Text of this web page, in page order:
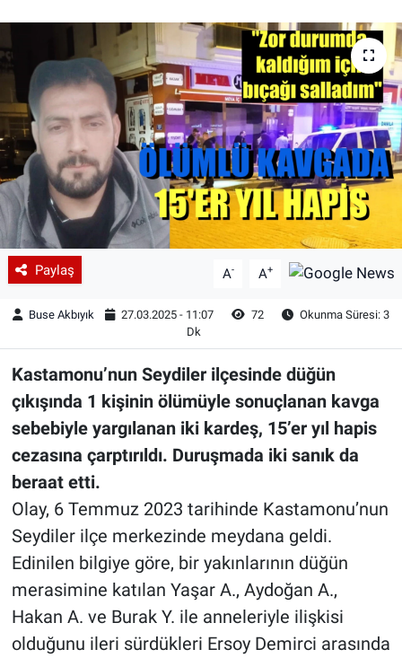
Paylaş A- A+
Buse Akbıyık 27.03.2025 - 11:07 72
Okunma Süresi: 3
Dk
Kastamonu’nun Seydiler ilçesinde düğün
çıkışında 1 kişinin ölümüyle sonuçlanan kavga
sebebiyle yargılanan iki kardeş, 15’er yıl hapis
cezasına çarptırıldı. Duruşmada iki sanık da
beraat etti.
Olay, 6 Temmuz 2023 tarihinde Kastamonu’nun
Seydiler ilçe merkezinde meydana geldi.
Edinilen bilgiye göre, bir yakınlarının düğün
merasimine katılan Yaşar A., Aydoğan A.,
Hakan A. ve Burak Y. ile anneleriyle ilişkisi
olduğunu ileri sürdükleri Ersoy Demirci arasında